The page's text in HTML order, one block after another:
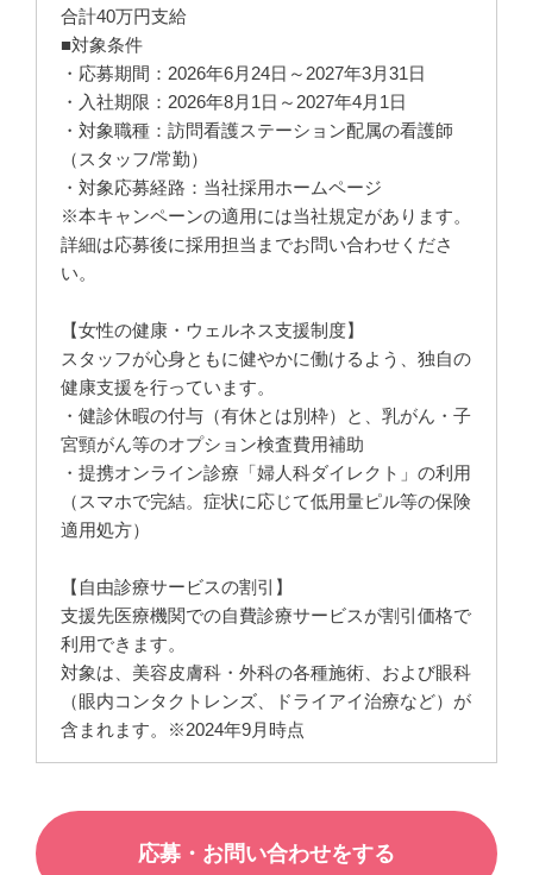
合計40万円支給
■対象条件
・応募期間：2026年6月24日～2027年3月31日
・入社期限：2026年8月1日～2027年4月1日
・対象職種：訪問看護ステーション配属の看護師
（スタッフ/常勤）
・対象応募経路：当社採用ホームページ
※本キャンペーンの適用には当社規定があります。
詳細は応募後に採用担当までお問い合わせくださ
い。
【女性の健康・ウェルネス支援制度】
スタッフが心身ともに健やかに働けるよう、独自の
健康支援を行っています。
・健診休暇の付与（有休とは別枠）と、乳がん・子
宮頸がん等のオプション検査費用補助
・提携オンライン診療「婦人科ダイレクト」の利用
（スマホで完結。症状に応じて低用量ピル等の保険
適用処方）
【自由診療サービスの割引】
支援先医療機関での自費診療サービスが割引価格で
利用できます。
対象は、美容皮膚科・外科の各種施術、および眼科
（眼内コンタクトレンズ、ドライアイ治療など）が
含まれます。※2024年9月時点
応募・お問い合わせをする